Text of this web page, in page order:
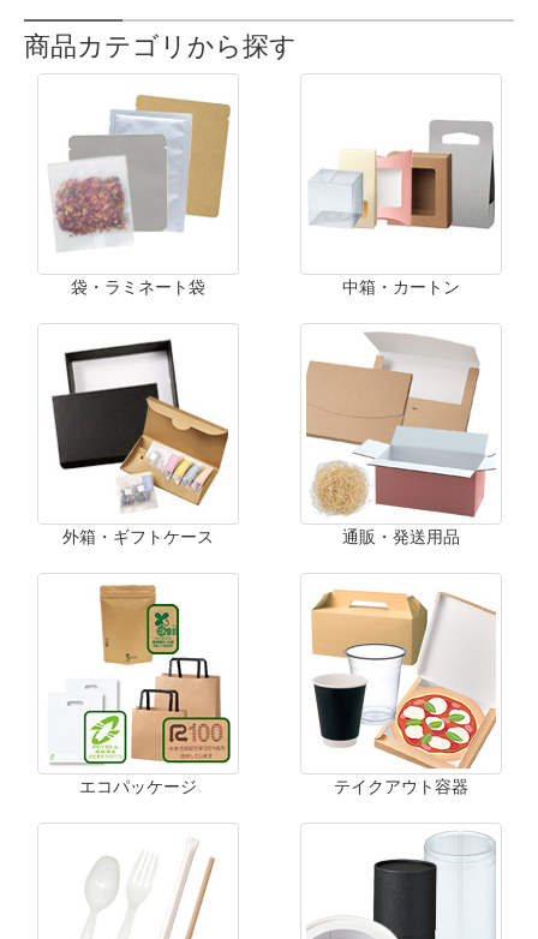
商品カテゴリから探す
袋・ラミネート袋 中箱・カートン
外箱・ギフトケース 通販・発送用品
エコパッケージ テイクアウト容器